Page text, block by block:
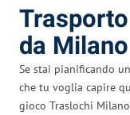
da
Se stai pianificando
che tu voglia capire
gioco Traslochi